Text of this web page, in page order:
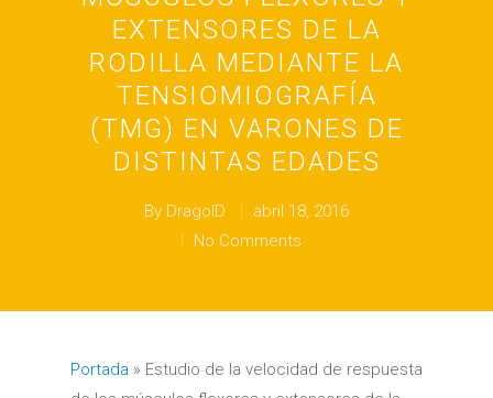
EXTENSORES DE LA
RODILLA MEDIANTE LA
TENSIOMIOGRAFÍA
(TMG) EN VARONES DE
DISTINTAS EDADES
By DragoID
abril 18, 2016
No Comments
Portada » Estudio de la velocidad de respuesta